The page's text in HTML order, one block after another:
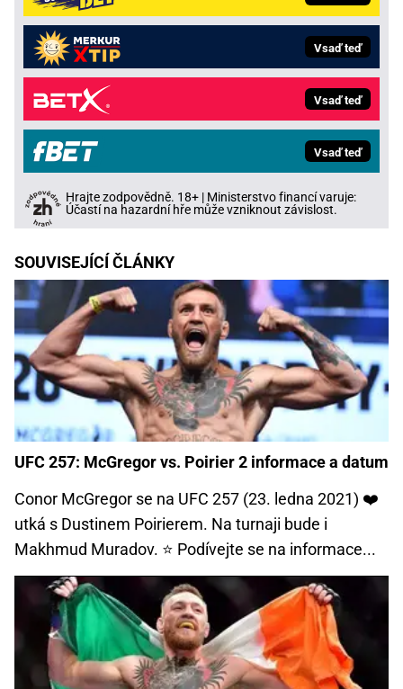
Vsaď teď
Vsaď teď
Vsaď teď
Hrajte zodpovědně. 18+ | Ministerstvo financí varuje:
Účastí na hazardní hře může vzniknout závislost.
SOUVISEJÍCÍ ČLÁNKY
UFC 257: McGregor vs. Poirier 2 informace a datum
Conor McGregor se na UFC 257 (23. ledna 2021) ❤️
utká s Dustinem Poirierem. Na turnaji bude i
Makhmud Muradov. ⭐ Podívejte se na informace...